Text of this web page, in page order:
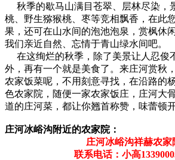
秋季的歇马山满目苍翠、层林尽染，
桃、野生猕猴桃、枣等竞相飘香，在此
果，还可在山水间的泡池泡泉，赏枫休
我们亲近自然、忘情于青山绿水间吧。
在这绚烂的秋季，除了美景让人忍俊
外，再有一个就是美食了。来庄河赏秋
农家饭菜呢，不用刻意寻找，在沿路的
色农家院，随便一家农家饭庄，庄河大
道的庄河菜，都让你翘首称赞，味蕾顿开
庄河冰峪沟附近的农家院：
庄河冰峪沟祥赫农家
联系电话：小高